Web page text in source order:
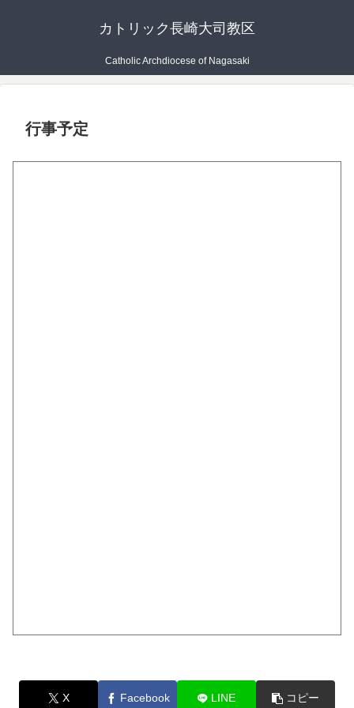
カトリック長崎大司教区
Catholic Archdiocese of Nagasaki
行事予定
X Facebook LINE コピー